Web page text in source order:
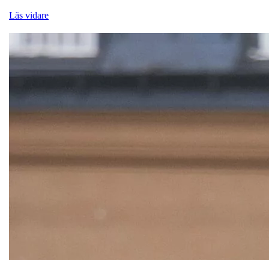
Läs vidare